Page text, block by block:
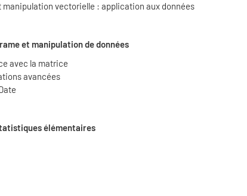
manipulation vectorielle : application aux données
et manipulation de données
avec la matrice
avancées
élémentaires